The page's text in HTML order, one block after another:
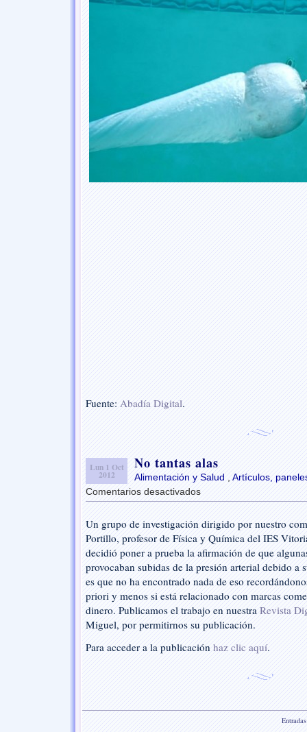
Fuente: Abadía Digital.
Lun 1 Oct
2012
No tantas alas
Alimentación y Salud , Artículos,
Comentarios desactivadosen
No
alas
Un grupo de investigación dirigido por nuestro
Portillo, profesor de Física y Química del IES
decidió poner a prueba la afirmación de que
provocaban subidas de la presión arterial debido a
es que no ha encontrado nada de eso
priori y menos si está relacionado con marcas
dinero. Publicamos el trabajo en nuestra Revista
Miguel, por permitirnos su publicación.
Para acceder a la publicación haz clic aquí.